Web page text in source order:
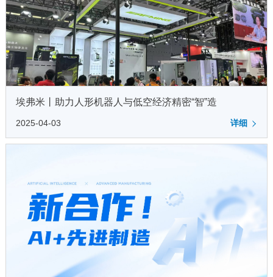
埃弗米丨助力人形机器人与低空经济精密“智”造
2025-04-03 详细